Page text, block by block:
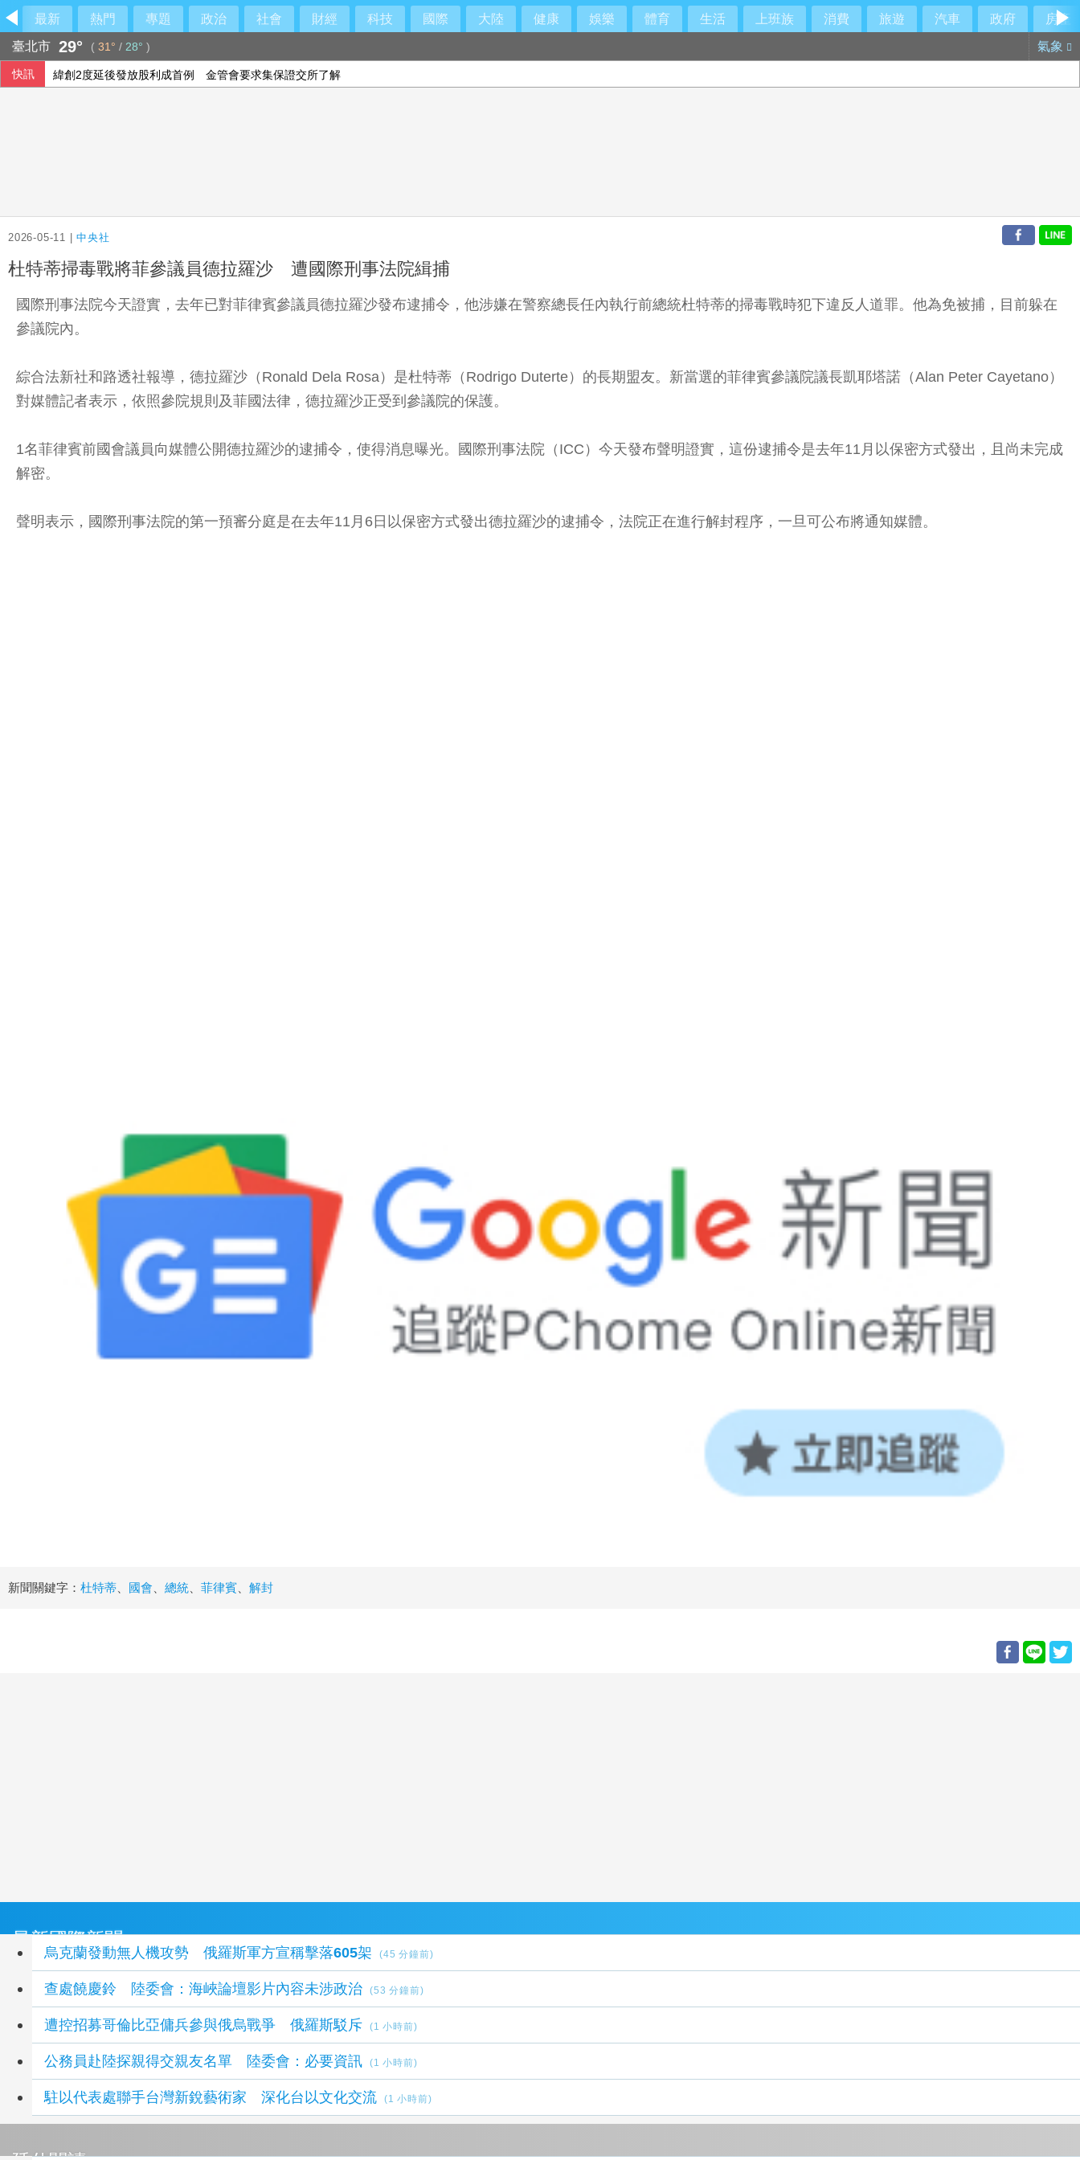
最新 熱門 專題 政治 社會 財經 科技 國際 大陸 健康 娛樂 體育 生活 上班族 消費 旅遊 汽車 政府
房產
臺北市 29° ( 31° / 28° ) 氣象
快訊 緯創2度延後發放股利成首例 金管會要求集保證交所了解
2026-05-11 |中央社
杜特蒂掃毒戰將菲參議員德拉羅沙 遭國際刑事法院緝捕
國際刑事法院今天證實，去年已對菲律賓參議員德拉羅沙發布逮捕令，他涉嫌在警察總長任內執行前總統杜特蒂的掃毒戰時犯下違反人道罪。他為免被捕，目前躲在
參議院內。
綜合法新社和路透社報導，德拉羅沙（Ronald Dela Rosa）是杜特蒂（Rodrigo Duterte）的長期盟友。新當選的菲律賓參議院議長凱耶塔諾（Alan Peter Cayetano）
對媒體記者表示，依照參院規則及菲國法律，德拉羅沙正受到參議院的保護。
1名菲律賓前國會議員向媒體公開德拉羅沙的逮捕令，使得消息曝光。國際刑事法院（ICC）今天發布聲明證實，這份逮捕令是去年11月以保密方式發出，且尚未完成
解密。
聲明表示，國際刑事法院的第一預審分庭是在去年11月6日以保密方式發出德拉羅沙的逮捕令，法院正在進行解封程序，一旦可公布將通知媒體。
新聞關鍵字： 杜特蒂、 國會、 總統、 菲律賓、 解封
最新國際新聞
烏克蘭發動無人機攻勢 俄羅斯軍方宣稱擊落605架 (45 分鐘前)
查處饒慶鈴 陸委會：海峽論壇影片內容未涉政治 (53 分鐘前)
遭控招募哥倫比亞傭兵參與俄烏戰爭 俄羅斯駁斥 (1 小時前)
公務員赴陸探親得交親友名單 陸委會：必要資訊 (1 小時前)
駐以代表處聯手台灣新銳藝術家 深化台以文化交流 (1 小時前)